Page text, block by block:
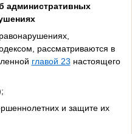
административных
рассматриваются в
главой 23 настоящего
и защите их